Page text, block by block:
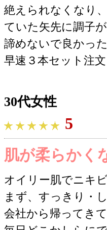
絶えられなくなり
ていた矢先に調子
諦めないで良かった
早速３本セット注文
30代女性
5
肌が柔らかく
オイリー肌でニキ
まず、すっきり・
会社から帰ってき